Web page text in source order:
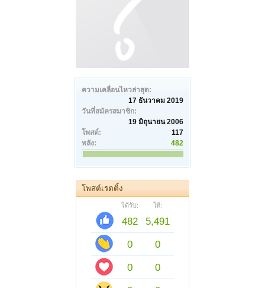
ความเคลื่อนไหวล่าสุด:
17 ธันวาคม 2019
วันที่สมัครสมาชิก:
19 มิถุนายน 2006
โพสต์:
117
พลัง:
482
โพสต์เรตติ้ง
ได้รับ: ให้:
482
5,491
0
0
0
0